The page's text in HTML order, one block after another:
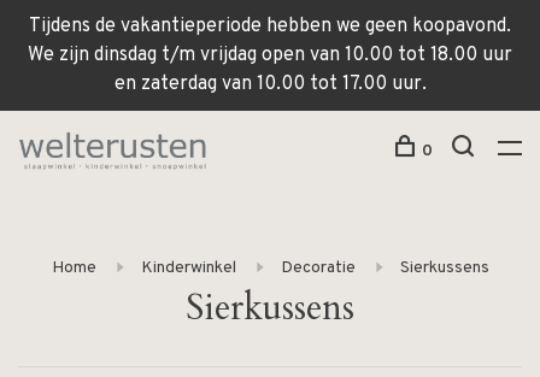
Tijdens de vakantieperiode hebben we geen koopavond.
We zijn dinsdag t/m vrijdag open van 10.00 tot 18.00 uur
en zaterdag van 10.00 tot 17.00 uur.
0
Home Kinderwinkel Decoratie Sierkussens
Sierkussens